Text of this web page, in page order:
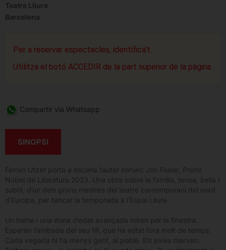
Teatre Lliure
Barcelona
Per a reservar espectacles, identifica't.
Utilitza el botó ACCEDIR de la part superior de la pàgina.
Compartir via Whatsapp
SINOPSI
Ferran Utzet porta a escena l’autor noruec Jon Fosse, Premi
Nobel de Literatura 2023. Una obra sobre la família, tensa, bella i
subtil, d’un dels grans mestres del teatre contemporani del nord
d’Europa, per tancar la temporada a l’Espai Lliure.
Un home i una dona d’edat avançada miren per la finestra.
Esperen l’arribada del seu fill, que ha estat fora molt de temps.
Cada vegada hi ha menys gent, al poble. Els joves marxen.